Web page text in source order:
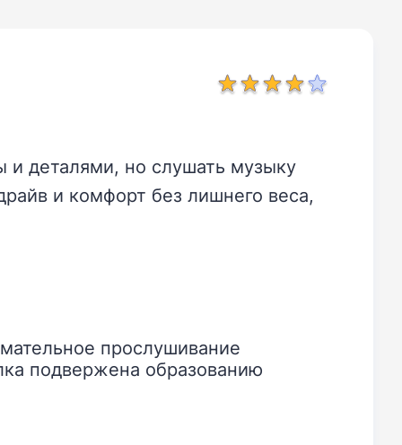
деталями, но слушать музыку
и комфорт без лишнего веса,
прослушивание
подвержена образованию